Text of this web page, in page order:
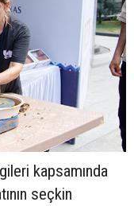
kapsamında
seçkin